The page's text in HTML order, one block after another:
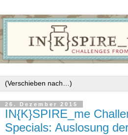
26. Dezember 2015
IN{K}SPIRE_me
Specials: Auslosung